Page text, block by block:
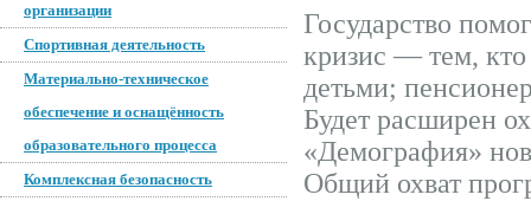
организации
Спортивная деятельность
Материально-техническое
обеспечение и оснащённость
образовательного процесса
Комплексная безопасность
Государство
кризис — тем, кто
детьми;
Будет расширен
«Демография»
Общий охват